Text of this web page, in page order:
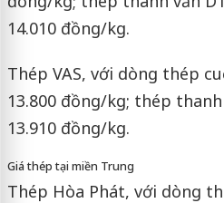
14.010 đồng/kg.
Thép VAS, với dòng thép
13.800 đồng/kg; thép thanh
13.910 đồng/kg.
Giá thép tại miền Trung
Thép Hòa Phát, với dòng